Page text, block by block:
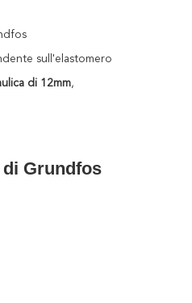
sull'elastomero
di 12mm,
Grundfos